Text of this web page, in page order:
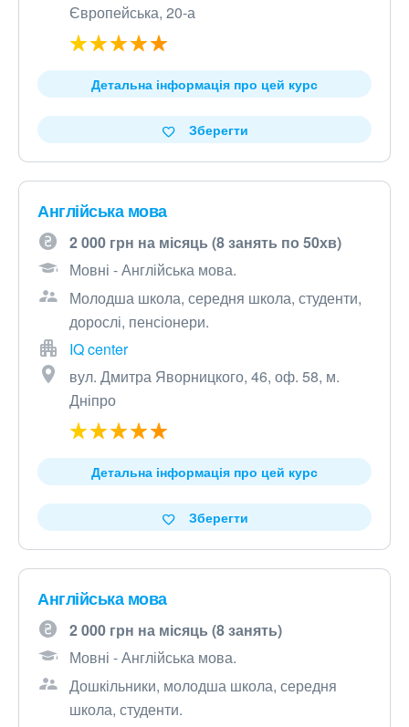
Європейська, 20-а
Детальна інформація про цей курс
Зберегти
Англійська мова
2 000 грн на місяць (8 занять по 50хв)
Мовні - Англійська мова.
Молодша школа, середня школа, студенти,
дорослі, пенсіонери.
IQ center
вул. Дмитра Яворницкого, 46, оф. 58, м.
Дніпро
Детальна інформація про цей курс
Зберегти
Англійська мова
2 000 грн на місяць (8 занять)
Мовні - Англійська мова.
Дошкільники, молодша школа, середня
школа, студенти.